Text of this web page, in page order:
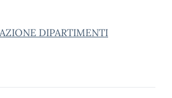
DIPARTIMENTI